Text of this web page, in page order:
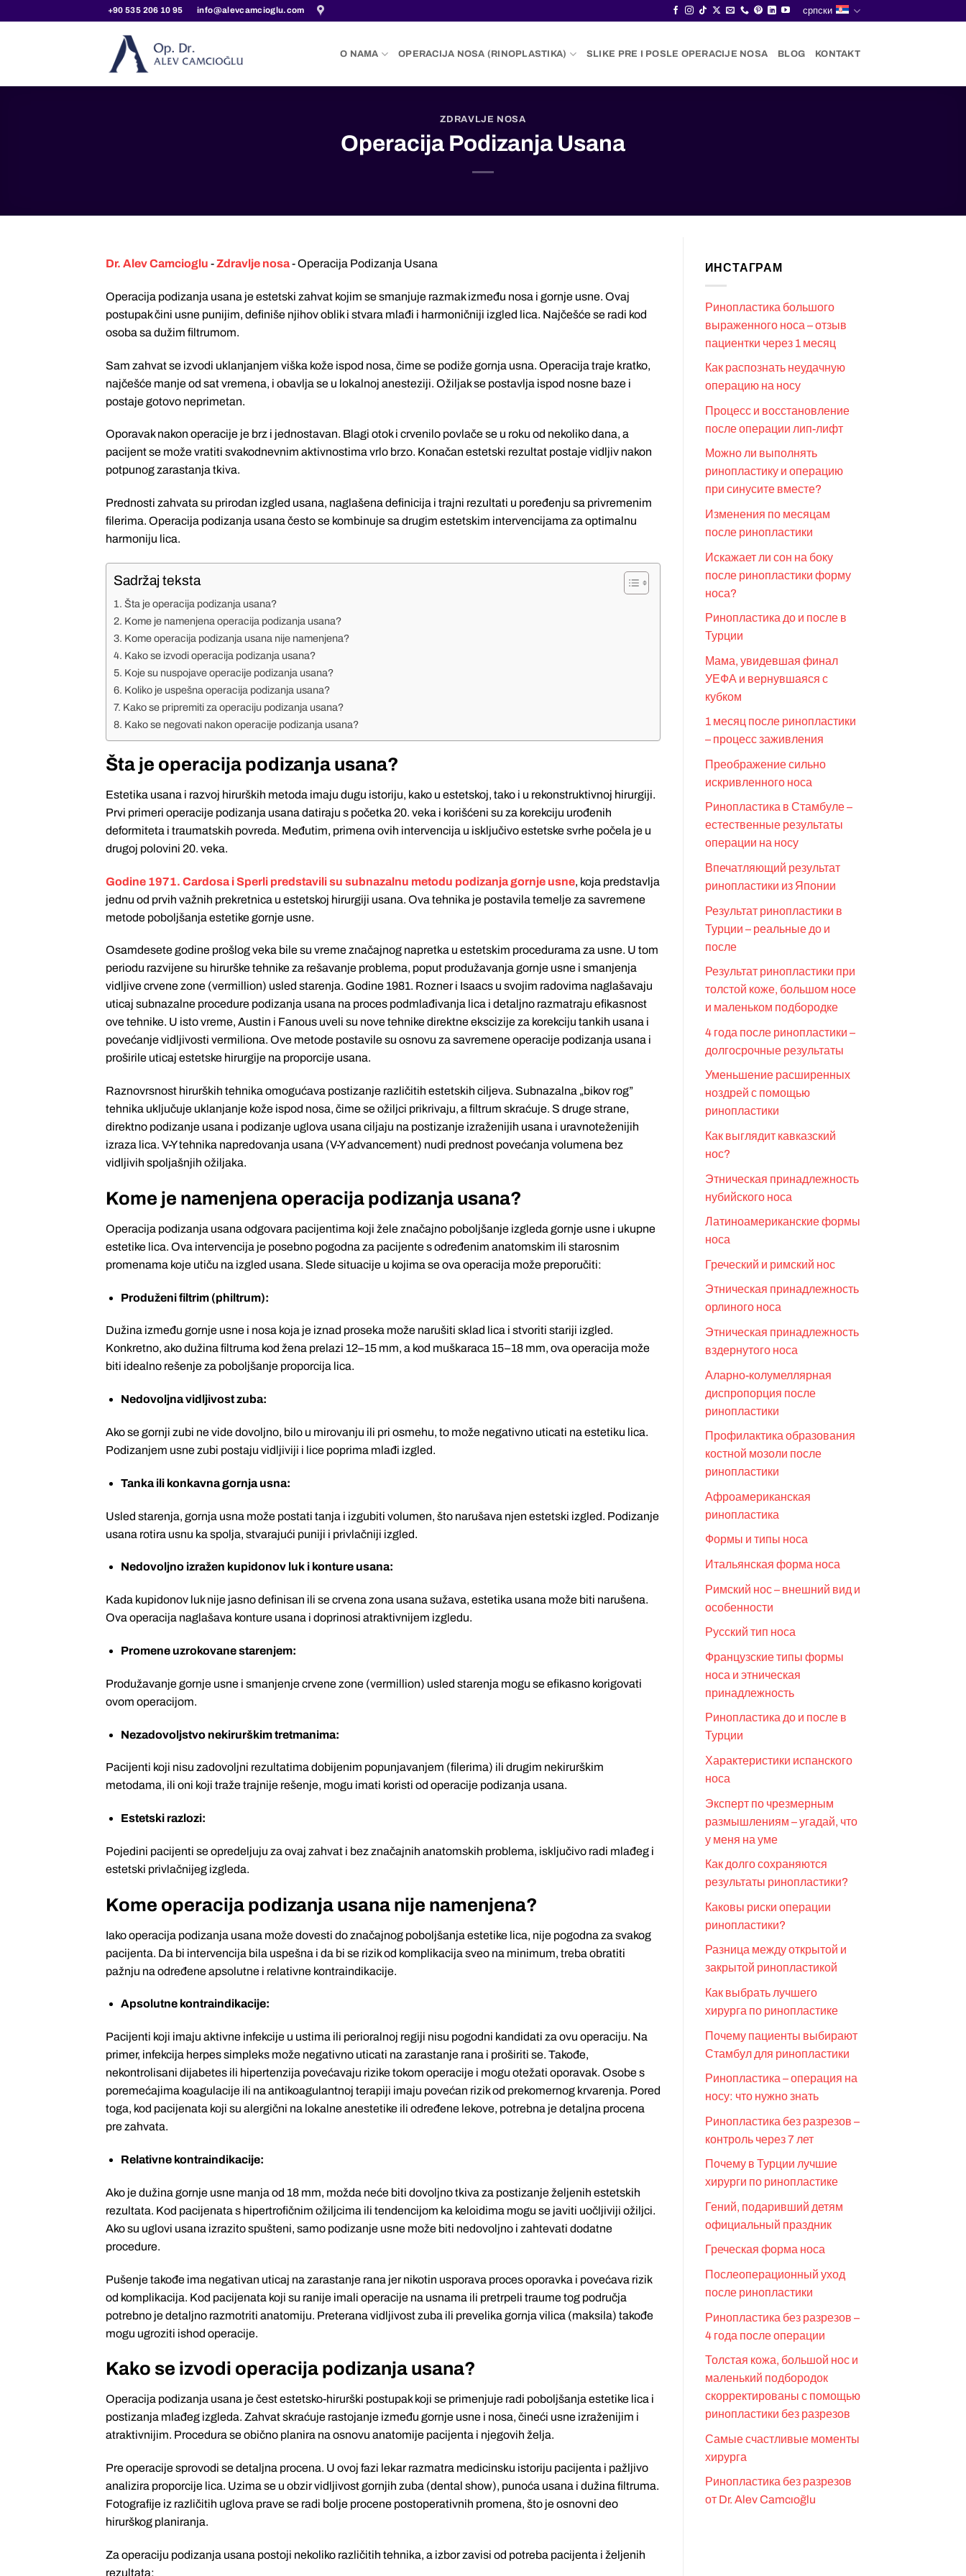
+90 535 206 10 95 info@alevcamcioglu.com српски
O NAMA OPERACIJA NOSA (RINOPLASTIKA) SLIKE PRE I POSLE OPERACIJE NOSA BLOG KONTAKT
ZDRAVLJE NOSA
Operacija Podizanja Usana
Dr. Alev Camcioglu -Zdravlje nosa-Operacija Podizanja Usana
Operacija podizanja usana je estetski zahvat kojim se smanjuje razmak između nosa i gornje usne. Ovaj
postupak čini usne punijim, definiše njihov oblik i stvara mlađi i harmoničniji izgled lica. Najčešće se radi kod
osoba sa dužim filtrumom.
Sam zahvat se izvodi uklanjanjem viška kože ispod nosa, čime se podiže gornja usna. Operacija traje kratko,
najčešće manje od sat vremena, i obavlja se u lokalnoj anesteziji. Ožiljak se postavlja ispod nosne baze i
postaje gotovo neprimetan.
Oporavak nakon operacije je brz i jednostavan. Blagi otok i crvenilo povlače se u roku od nekoliko dana, a
pacijent se može vratiti svakodnevnim aktivnostima vrlo brzo. Konačan estetski rezultat postaje vidljiv nakon
potpunog zarastanja tkiva.
Prednosti zahvata su prirodan izgled usana, naglašena definicija i trajni rezultati u poređenju sa privremenim
filerima. Operacija podizanja usana često se kombinuje sa drugim estetskim intervencijama za optimalnu
harmoniju lica.
Sadržaj teksta
Šta je operacija podizanja usana?
Kome je namenjena operacija podizanja usana?
Kome operacija podizanja usana nije namenjena?
Kako se izvodi operacija podizanja usana?
Koje su nuspojave operacije podizanja usana?
Koliko je uspešna operacija podizanja usana?
Kako se pripremiti za operaciju podizanja usana?
Kako se negovati nakon operacije podizanja usana?
Šta je operacija podizanja usana?
Estetika usana i razvoj hirurških metoda imaju dugu istoriju, kako u estetskoj, tako i u rekonstruktivnoj hirurgiji.
Prvi primeri operacije podizanja usana datiraju s početka 20. veka i korišćeni su za korekciju urođenih
deformiteta i traumatskih povreda. Međutim, primena ovih intervencija u isključivo estetske svrhe počela je u
drugoj polovini 20. veka.
Godine 1971. Cardosa i Sperli predstavili su subnazalnu metodu podizanja gornje usne, koja predstavlja
jednu od prvih važnih prekretnica u estetskoj hirurgiji usana. Ova tehnika je postavila temelje za savremene
metode poboljšanja estetike gornje usne.
Osamdesete godine prošlog veka bile su vreme značajnog napretka u estetskim procedurama za usne. U tom
periodu razvijene su hirurške tehnike za rešavanje problema, poput produžavanja gornje usne i smanjenja
vidljive crvene zone (vermillion) usled starenja. Godine 1981. Rozner i Isaacs u svojim radovima naglašavaju
uticaj subnazalne procedure podizanja usana na proces podmlađivanja lica i detaljno razmatraju efikasnost
ove tehnike. U isto vreme, Austin i Fanous uveli su nove tehnike direktne ekscizije za korekciju tankih usana i
povećanje vidljivosti vermiliona. Ove metode postavile su osnovu za savremene operacije podizanja usana i
proširile uticaj estetske hirurgije na proporcije usana.
Raznovrsnost hirurških tehnika omogućava postizanje različitih estetskih ciljeva. Subnazalna „bikov rog”
tehnika uključuje uklanjanje kože ispod nosa, čime se ožiljci prikrivaju, a filtrum skraćuje. S druge strane,
direktno podizanje usana i podizanje uglova usana ciljaju na postizanje izraženijih usana i uravnoteženijih
izraza lica. V-Y tehnika napredovanja usana (V-Y advancement) nudi prednost povećanja volumena bez
vidljivih spoljašnjih ožiljaka.
Kome je namenjena operacija podizanja usana?
Operacija podizanja usana odgovara pacijentima koji žele značajno poboljšanje izgleda gornje usne i ukupne
estetike lica. Ova intervencija je posebno pogodna za pacijente s određenim anatomskim ili starosnim
promenama koje utiču na izgled usana. Slede situacije u kojima se ova operacija može preporučiti:
Produženi filtrim (philtrum):
Dužina između gornje usne i nosa koja je iznad proseka može narušiti sklad lica i stvoriti stariji izgled.
Konkretno, ako dužina filtruma kod žena prelazi 12–15 mm, a kod muškaraca 15–18 mm, ova operacija može
biti idealno rešenje za poboljšanje proporcija lica.
Nedovoljna vidljivost zuba:
Ako se gornji zubi ne vide dovoljno, bilo u mirovanju ili pri osmehu, to može negativno uticati na estetiku lica.
Podizanjem usne zubi postaju vidljiviji i lice poprima mlađi izgled.
Tanka ili konkavna gornja usna:
Usled starenja, gornja usna može postati tanja i izgubiti volumen, što narušava njen estetski izgled. Podizanje
usana rotira usnu ka spolja, stvarajući puniji i privlačniji izgled.
Nedovoljno izražen kupidonov luk i konture usana:
Kada kupidonov luk nije jasno definisan ili se crvena zona usana sužava, estetika usana može biti narušena.
Ova operacija naglašava konture usana i doprinosi atraktivnijem izgledu.
Promene uzrokovane starenjem:
Produžavanje gornje usne i smanjenje crvene zone (vermillion) usled starenja mogu se efikasno korigovati
ovom operacijom.
Nezadovoljstvo nekirurškim tretmanima:
Pacijenti koji nisu zadovoljni rezultatima dobijenim popunjavanjem (filerima) ili drugim nekirurškim
metodama, ili oni koji traže trajnije rešenje, mogu imati koristi od operacije podizanja usana.
Estetski razlozi:
Pojedini pacijenti se opredeljuju za ovaj zahvat i bez značajnih anatomskih problema, isključivo radi mlađeg i
estetski privlačnijeg izgleda.
Kome operacija podizanja usana nije namenjena?
Iako operacija podizanja usana može dovesti do značajnog poboljšanja estetike lica, nije pogodna za svakog
pacijenta. Da bi intervencija bila uspešna i da bi se rizik od komplikacija sveo na minimum, treba obratiti
pažnju na određene apsolutne i relativne kontraindikacije.
Apsolutne kontraindikacije:
Pacijenti koji imaju aktivne infekcije u ustima ili perioralnoj regiji nisu pogodni kandidati za ovu operaciju. Na
primer, infekcija herpes simpleks može negativno uticati na zarastanje rana i proširiti se. Takođe,
nekontrolisani dijabetes ili hipertenzija povećavaju rizike tokom operacije i mogu otežati oporavak. Osobe s
poremećajima koagulacije ili na antikoagulantnoj terapiji imaju povećan rizik od prekomernog krvarenja. Pored
toga, kod pacijenata koji su alergični na lokalne anestetike ili određene lekove, potrebna je detaljna procena
pre zahvata.
Relativne kontraindikacije:
Ako je dužina gornje usne manja od 18 mm, možda neće biti dovoljno tkiva za postizanje željenih estetskih
rezultata. Kod pacijenata s hipertrofičnim ožiljcima ili tendencijom ka keloidima mogu se javiti uočljiviji ožiljci.
Ako su uglovi usana izrazito spušteni, samo podizanje usne može biti nedovoljno i zahtevati dodatne
procedure.
Pušenje takođe ima negativan uticaj na zarastanje rana jer nikotin usporava proces oporavka i povećava rizik
od komplikacija. Kod pacijenata koji su ranije imali operacije na usnama ili pretrpeli traume tog područja
potrebno je detaljno razmotriti anatomiju. Preterana vidljivost zuba ili prevelika gornja vilica (maksila) takođe
mogu ugroziti ishod operacije.
Kako se izvodi operacija podizanja usana?
Operacija podizanja usana je čest estetsko-hirurški postupak koji se primenjuje radi poboljšanja estetike lica i
postizanja mlađeg izgleda. Zahvat skraćuje rastojanje između gornje usne i nosa, čineći usne izraženijim i
atraktivnijim. Procedura se obično planira na osnovu anatomije pacijenta i njegovih želja.
Pre operacije sprovodi se detaljna procena. U ovoj fazi lekar razmatra medicinsku istoriju pacijenta i pažljivo
analizira proporcije lica. Uzima se u obzir vidljivost gornjih zuba (dental show), punoća usana i dužina filtruma.
Fotografije iz različitih uglova prave se radi bolje procene postoperativnih promena, što je osnovni deo
hirurškog planiranja.
Za operaciju podizanja usana postoji nekoliko različitih tehnika, a izbor zavisi od potreba pacijenta i željenih
rezultata:
ИНСТАГРАМ
Ринопластика большого
выраженного носа – отзыв
пациентки через 1 месяц
Как распознать неудачную
операцию на носу
Процесс и восстановление
после операции лип-лифт
Можно ли выполнять
ринопластику и операцию
при синусите вместе?
Изменения по месяцам
после ринопластики
Искажает ли сон на боку
после ринопластики форму
носа?
Ринопластика до и после в
Турции
Мама, увидевшая финал
УЕФА и вернувшаяся с
кубком
1 месяц после ринопластики
– процесс заживления
Преображение сильно
искривленного носа
Ринопластика в Стамбуле –
естественные результаты
операции на носу
Впечатляющий результат
ринопластики из Японии
Результат ринопластики в
Турции – реальные до и
после
Результат ринопластики при
толстой коже, большом носе
и маленьком подбородке
4 года после ринопластики –
долгосрочные результаты
Уменьшение расширенных
ноздрей с помощью
ринопластики
Как выглядит кавказский
нос?
Этническая принадлежность
нубийского носа
Латиноамериканские формы
носа
Греческий и римский нос
Этническая принадлежность
орлиного носа
Этническая принадлежность
вздернутого носа
Аларно-колумеллярная
диспропорция после
ринопластики
Профилактика образования
костной мозоли после
ринопластики
Афроамериканская
ринопластика
Формы и типы носа
Итальянская форма носа
Римский нос – внешний вид и
особенности
Русский тип носа
Французские типы формы
носа и этническая
принадлежность
Ринопластика до и после в
Турции
Характеристики испанского
носа
Эксперт по чрезмерным
размышлениям – угадай, что
у меня на уме
Как долго сохраняются
результаты ринопластики?
Каковы риски операции
ринопластики?
Разница между открытой и
закрытой ринопластикой
Как выбрать лучшего
хирурга по ринопластике
Почему пациенты выбирают
Стамбул для ринопластики
Ринопластика – операция на
носу: что нужно знать
Ринопластика без разрезов –
контроль через 7 лет
Почему в Турции лучшие
хирурги по ринопластике
Гений, подаривший детям
официальный праздник
Греческая форма носа
Послеоперационный уход
после ринопластики
Ринопластика без разрезов –
4 года после операции
Толстая кожа, большой нос и
маленький подбородок
скорректированы с помощью
ринопластики без разрезов
Самые счастливые моменты
хирурга
Ринопластика без разрезов
от Dr. Alev Camcıoğlu